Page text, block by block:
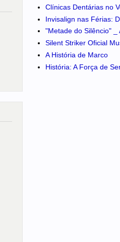
Clínicas Dentárias no
Invisalign nas Férias:
"Metade do Silêncio" _
Silent Striker Oficial
A História de Marco
História: A Força de